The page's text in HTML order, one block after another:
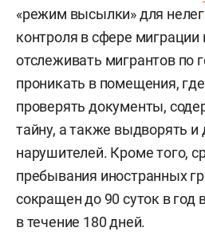
«режим высылки» для
контроля в сфере миграции
отслеживать мигрантов по
проникать в помещения,
проверять документы,
тайну, а также выдворять и
нарушителей. Кроме того,
пребывания иностранных
сокращен до 90 суток в год
в течение 180 дней.